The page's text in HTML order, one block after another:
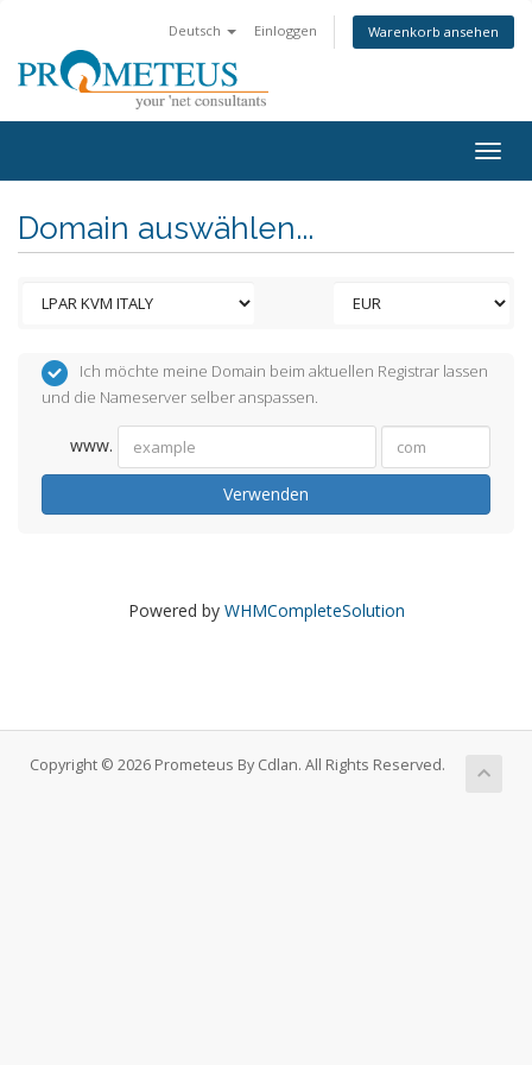
Deutsch Einloggen Warenkorb ansehen
Domain auswählen...
Ich möchte meine Domain beim aktuellen Registrar lassen
und die Nameserver selber anspassen.
www.
Verwenden
Powered by WHMCompleteSolution
Copyright © 2026 Prometeus By Cdlan. All Rights Reserved.